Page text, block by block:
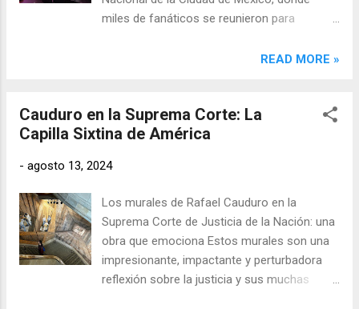
miles de fanáticos se reunieron para
recuerdos. Con casi 50 años de carrera, Ana
México.
READ MORE »
Cauduro en la Suprema Corte: La
Capilla Sixtina de América
- agosto 13, 2024
Los murales de Rafael Cauduro en la
Suprema Corte de Justicia de la Nación: una
obra que emociona Estos murales son una
impresionante, impactante y perturbadora
reflexión sobre la justicia y sus muchas